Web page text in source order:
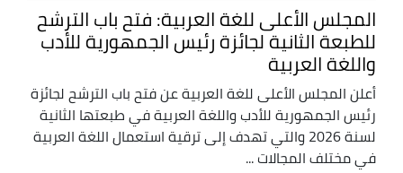
المجلس الأعلى للغة العربية: فتح باب الترشح
للطبعة الثانية لجائزة رئيس الجمهورية للأدب
واللغة العربية
أعلن المجلس الأعلى للغة العربية عن فتح باب الترشح لجائزة
رئيس الجمهورية للأدب واللغة العربية في طبعتها الثانية
لسنة 2026 والتي تهدف إلى ترقية استعمال اللغة العربية
في مختلف المجالات ...